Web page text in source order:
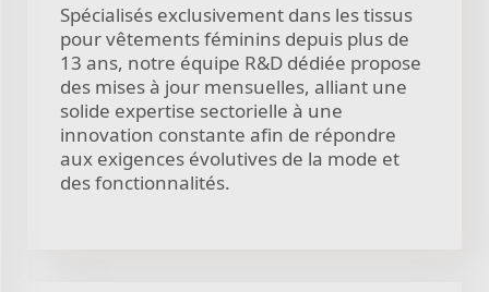
Spécialisés exclusivement dans les tissus
pour vêtements féminins depuis plus de
13 ans, notre équipe R&D dédiée propose
des mises à jour mensuelles, alliant une
solide expertise sectorielle à une
innovation constante afin de répondre
aux exigences évolutives de la mode et
des fonctionnalités.